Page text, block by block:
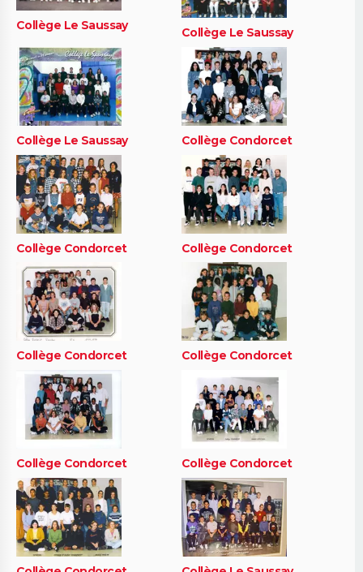
Collège Le Saussay Collège Le Saussay
Collège Le Saussay Collège Condorcet
Collège Condorcet Collège Condorcet
Collège Condorcet Collège Condorcet
Collège Condorcet Collège Condorcet